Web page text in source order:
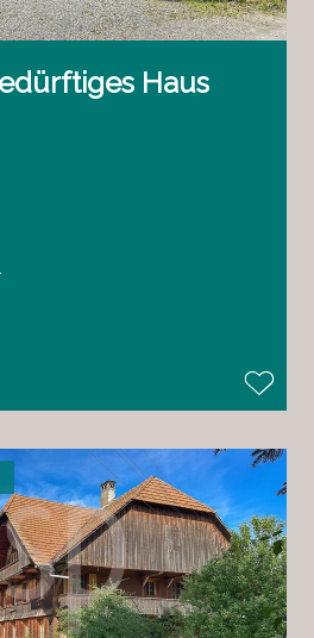
Haus